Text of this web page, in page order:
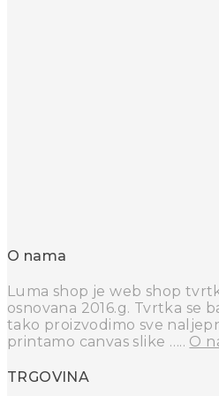
O nama
Luma shop je web shop
osnovana 2016.g. Tvrtka se
tako proizvodimo sve
printamo canvas slike ….. O
TRGOVINA